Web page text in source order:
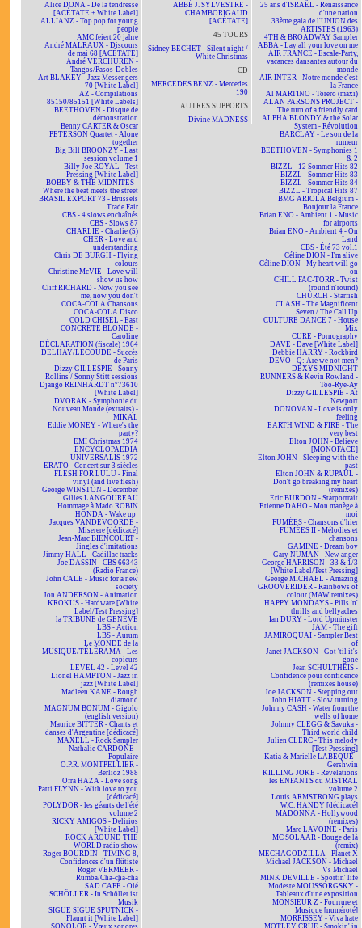
Alice DONA - De la tendresse
[ACÉTATE + White Label]
ALLIANZ - Top pop for young
people
AMC feiert 20 jahre
André MALRAUX - Discours
de mai 68 [ACÉTATE]
André VERCHUREN -
Tangos/Pasos-Dobles
Art BLAKEY - Jazz Messengers
70 [White Label]
AZ - Compilations
85150/85151 [White Labels]
BEETHOVEN - Disque de
démonstration
Benny CARTER & Oscar
PETERSON Quartet - Alone
together
Big Bill BROONZY - Last
session volume 1
Billy Joe ROYAL - Test
Pressing [White Label]
BOBBY & THE MIDNITES -
Where the beat meets the street
BRASIL EXPORT 73 - Brussels
Trade Fair
CBS - 4 slows enchaînés
CBS - Slows 87
CHARLIE - Charlie (5)
CHER - Love and
understanding
Chris DE BURGH - Flying
colours
Christine McVIE - Love will
show us how
Cliff RICHARD - Now you see
me, now you don't
COCA-COLA Chansons
COCA-COLA Disco
COLD CHISEL - East
CONCRETE BLONDE -
Caroline
DÉCLARATION (fiscale) 1964
DELHAY/LECOUDE - Succès
de Paris
Dizzy GILLESPIE - Sonny
Rollins / Sonny Stitt sessions
Django REINHARDT n°73610
[White Label]
DVORAK - Symphonie du
Nouveau Monde (extraits) -
MIKAL
Eddie MONEY - Where's the
party?
EMI Christmas 1974
ENCYCLOPAEDIA
UNIVERSALIS 1972
ERATO - Concert sur 3 siècles
FLESH FOR LULU - Final
vinyl (and live flesh)
George WINSTON - December
Gilles LANGOUREAU
Hommage à Mado ROBIN
HONDA - Wake up!
Jacques VANDEVOORDE -
Miserere [dédicacé]
Jean-Marc BIENCOURT -
Jingles d'imitations
Jimmy HALL - Cadillac tracks
Joe DASSIN - CBS 66343
(Radio France)
John CALE - Music for a new
society
Jon ANDERSON - Animation
KROKUS - Hardware [White
Label/Test Pressing]
la TRIBUNE de GENÈVE
LBS - Action
LBS - Aurum
Le MONDE de la
MUSIQUE/TÉLÉRAMA - Les
copieurs
LEVEL 42 - Level 42
Lionel HAMPTON - Jazz in
jazz [White Label]
Madleen KANE - Rough
diamond
MAGNUM BONUM - Gigolo
(english version)
Maurice BITTER - Chants et
danses d'Argentine [dédicacé]
MAXELL - Rock Sampler
Nathalie CARDONE -
Populaire
O.P.R. MONTPELLIER -
Berlioz 1988
Ofra HAZA - Love song
Patti FLYNN - With love to you
[dédicacé]
POLYDOR - les géants de l'été
volume 2
RICKY AMIGOS - Delirios
[White Label]
ROCK AROUND THE
WORLD radio show
Roger BOURDIN - TIMING 8,
Confidences d'un flûtiste
Roger VERMEER -
Rumba/Cha-cha-cha
SAD CAFÉ - Olé
SCHÖLLER - In Schöller ist
Musik
SIGUE SIGUE SPUTNICK -
Flaunt it [White Label]
SONOLOR - Vœux sonores
ABBÉ J. SYLVESTRE -
CHAMBORIGAUD
[ACÉTATE]
45 TOURS
Sidney BECHET - Silent night /
White Christmas
CD
MERCEDES BENZ - Mercedes
190
AUTRES SUPPORTS
Divine MADNESS
25 ans d'ISRAËL - Renaissance
d'une nation
33ème gala de l'UNION des
ARTISTES (1963)
4TH & BROADWAY Sampler
ABBA - Lay all your love on me
AIR FRANCE - Escale-Party,
vacances dansantes autour du
monde
AIR INTER - Notre monde c'est
la France
Al MARTINO - Torero (maxi)
ALAN PARSONS PROJECT -
The turn of a friendly card
ALPHA BLONDY & the Solar
System - Révolution
BARCLAY - Le son de la
rumeur
BEETHOVEN - Symphonies 1
& 2
BIZZL - 12 Sommer Hits 82
BIZZL - Sommer Hits 83
BIZZL - Sommer Hits 84
BIZZL - Tropical Hits 87
BMG ARIOLA Belgium -
Bonjour la France
Brian ENO - Ambient 1 - Music
for airports
Brian ENO - Ambient 4 - On
Land
CBS - Été 73 vol.1
Céline DION - I'm alive
Céline DION - My heart will go
on
CHILL FAC-TORR - Twist
(round'n'round)
CHURCH - Starfish
CLASH - The Magnificent
Seven / The Call Up
CULTURE DANCE 7 - House
Mix
CURE - Pornography
DAVE - Dave [White Label]
Debbie HARRY - Rockbird
DEVO - Q: Are we not men?
DEXYS MIDNIGHT
RUNNERS & Kevin Rowland -
Too-Rye-Ay
Dizzy GILLESPIE - At
Newport
DONOVAN - Love is only
feeling
EARTH WIND & FIRE - The
very best
Elton JOHN - Believe
[MONOFACE]
Elton JOHN - Sleeping with the
past
Elton JOHN & RUPAUL -
Don't go breaking my heart
(remixes)
Eric BURDON - Starportrait
Etienne DAHO - Mon manège à
moi
FUMÉES - Chansons d'hier
FUMÉES II - Mélodies et
chansons
GAMINE - Dream boy
Gary NUMAN - New anger
George HARRISON - 33 & 1/3
[White Label/Test Pressing]
George MICHAEL - Amazing
GROOVERIDER - Rainbows of
colour (MAW remixes)
HAPPY MONDAYS - Pills 'n'
thrills and bellyaches
Ian DURY - Lord Upminster
JAM - The gift
JAMIROQUAI - Sampler Best
of
Janet JACKSON - Got 'til it's
gone
Jean SCHULTHEIS -
Confidence pour confidence
(remixes house)
Joe JACKSON - Stepping out
John HIATT - Slow turning
Johnny CASH - Water from the
wells of home
Johnny CLEGG & Savuka -
Third world child
Julien CLERC - This melody
[Test Pressing]
Katia & Marielle LABEQUE -
Gershwin
KILLING JOKE - Revelations
les ENFANTS du MISTRAL
volume 2
Louis ARMSTRONG plays
W.C. HANDY [dédicacé]
MADONNA - Hollywood
(remixes)
Marc LAVOINE - Paris
MC SOLAAR - Bouge de là
(remix)
MECHAGODZILLA - Planet X
Michael JACKSON - Michael
Vs Michael
MINK DEVILLE - Sportin' life
Modeste MOUSSORGSKY -
Tableaux d'une exposition
MONSIEUR Z - Fourrure et
Musique [numéroté]
MORRISSEY - Viva hate
MÖTLEY CRÜE - Smokin' in